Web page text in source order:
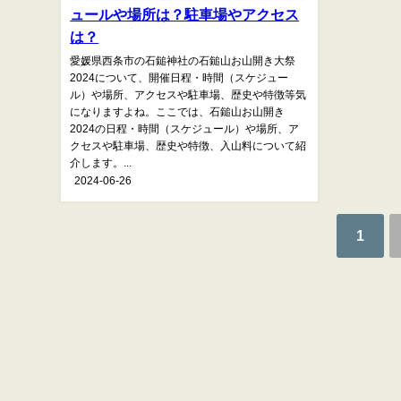
ュールや場所は？駐車場やアクセス
は？
愛媛県西条市の石鎚神社の石鎚山お山開き大祭
2024について、開催日程・時間（スケジュー
ル）や場所、アクセスや駐車場、歴史や特徴等気
になりますよね。ここでは、石鎚山お山開き
2024の日程・時間（スケジュール）や場所、ア
クセスや駐車場、歴史や特徴、入山料について紹
介します。...
2024-06-26
1